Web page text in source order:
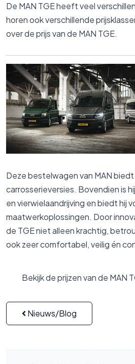
De MAN TGE heeft veel
horen ook verschillende
over de prijs van de MAN TGE.
Deze bestelwagen van MAN
carrosserieversies. Bovendien is
en vierwielaandrijving en biedt hij
maatwerkoplossingen. Door
de TGE niet alleen krachtig,
ook zeer comfortabel, veilig én
Bekijk de prijzen van de MAN
Nieuws/Blog